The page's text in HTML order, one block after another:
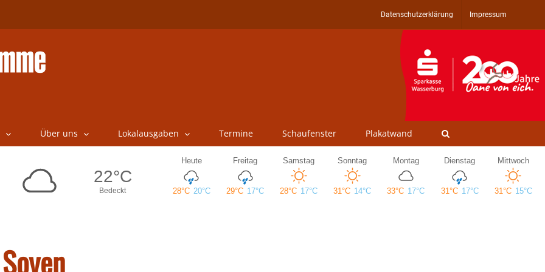
Datenschutzerklärung Impressum
Über uns Lokalausgaben Termine Schaufenster Plakatwand